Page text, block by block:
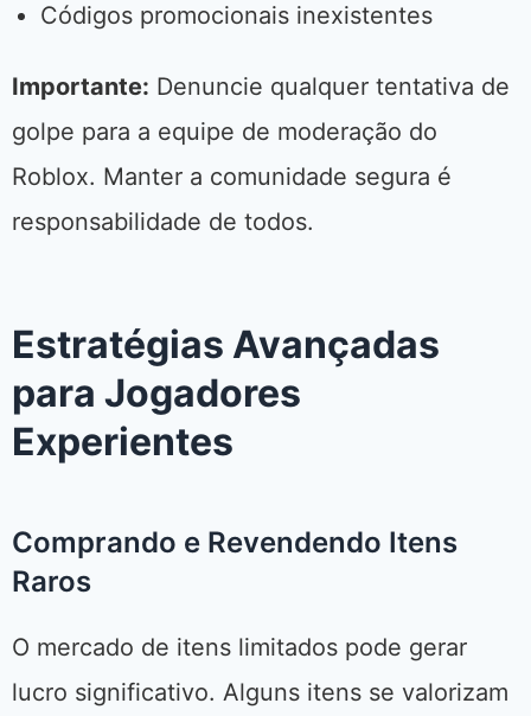
Códigos promocionais inexistentes
Importante: Denuncie qualquer tentativa de
golpe para a equipe de moderação do
Roblox. Manter a comunidade segura é
responsabilidade de todos.
Estratégias Avançadas
para Jogadores
Experientes
Comprando e Revendendo Itens
Raros
O mercado de itens limitados pode gerar
lucro significativo. Alguns itens se valorizam